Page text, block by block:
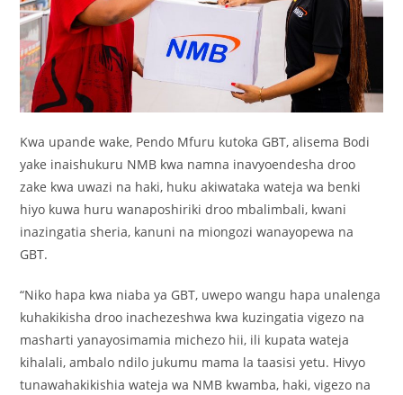
Kwa upande wake, Pendo Mfuru kutoka GBT, alisema Bodi
yake inaishukuru NMB kwa namna inavyoendesha droo
zake kwa uwazi na haki, huku akiwataka wateja wa benki
hiyo kuwa huru wanaposhiriki droo mbalimbali, kwani
inazingatia sheria, kanuni na miongozi wanayopewa na
GBT.
“Niko hapa kwa niaba ya GBT, uwepo wangu hapa unalenga
kuhakikisha droo inachezeshwa kwa kuzingatia vigezo na
masharti yanayosimamia michezo hii, ili kupata wateja
kihalali, ambalo ndilo jukumu mama la taasisi yetu. Hivyo
tunawahakikishia wateja wa NMB kwamba, haki, vigezo na